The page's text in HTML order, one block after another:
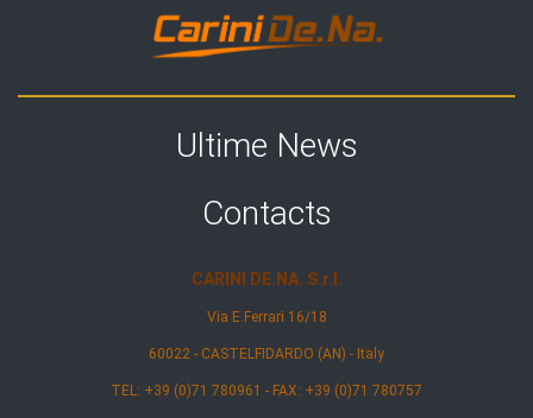
Ultime News
Contacts
CARINI DE.NA. S.r.l.
Via E.Ferrari 16/18
60022 - CASTELFIDARDO (AN) - Italy
TEL: +39 (0)71 780961 - FAX: +39 (0)71 780757